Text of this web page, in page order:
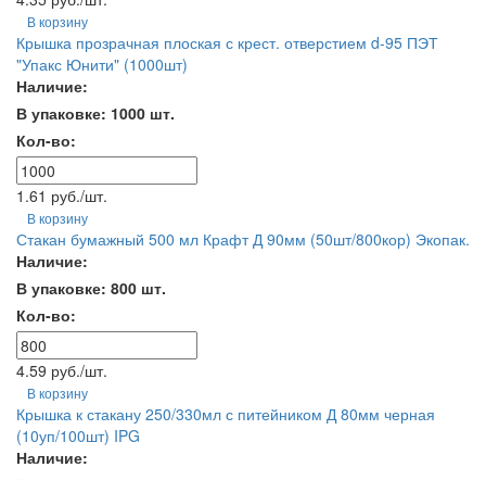
В корзину
Крышка прозрачная плоская с крест. отверстием d-95 ПЭТ
"Упакс Юнити" (1000шт)
Наличие:
В упаковке: 1000 шт.
Кол-во:
1.61 руб./шт.
В корзину
Стакан бумажный 500 мл Крафт Д 90мм (50шт/800кор) Экопак.
Наличие:
В упаковке: 800 шт.
Кол-во:
4.59 руб./шт.
В корзину
Крышка к стакану 250/330мл с питейником Д 80мм черная
(10уп/100шт) IPG
Наличие: